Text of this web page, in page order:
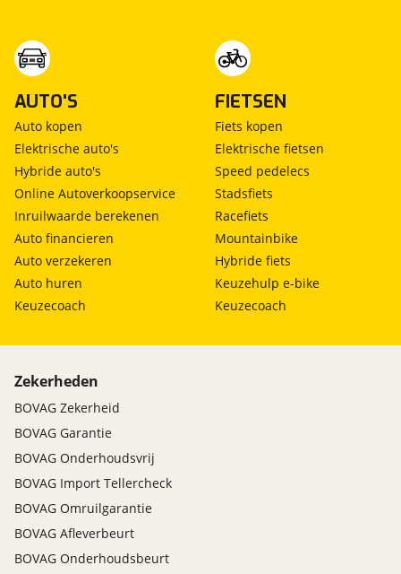
Naast alle occasions heeft MOTORcity Amsterdam
ook altijd meer dan 300 nieuwe en gebruikte
MOTORcity Amsterdam is officieel dealer van:
Kawasaki, Suzuki, Yamaha, Royal Enfield en Can-Am
privacyverklaring
Stuur mijn bevinding door
AUTO'S
Auto kopen
Elektrische auto's
Hybride auto's
Online Autoverkoopservice
Inruilwaarde berekenen
Auto financieren
Auto verzekeren
Auto huren
Keuzecoach
FIETSEN
Fiets kopen
Elektrische fietsen
Speed pedelecs
Stadsfiets
Racefiets
Mountainbike
Hybride fiets
Keuzehulp e-bike
Keuzecoach
Zekerheden
BOVAG Zekerheid
BOVAG Garantie
BOVAG Onderhoudsvrij
BOVAG Import Tellercheck
BOVAG Omruilgarantie
BOVAG Afleverbeurt
BOVAG Onderhoudsbeurt